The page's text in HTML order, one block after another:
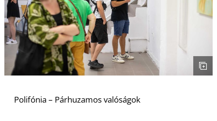
Polifónia – Párhuzamos valóságok